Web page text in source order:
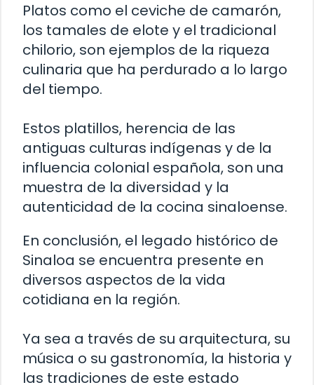
Platos como el ceviche de camarón,
los tamales de elote y el tradicional
chilorio, son ejemplos de la riqueza
culinaria que ha perdurado a lo largo
del tiempo.
Estos platillos, herencia de las
antiguas culturas indígenas y de la
influencia colonial española, son una
muestra de la diversidad y la
autenticidad de la cocina sinaloense.
En conclusión, el legado histórico de
Sinaloa se encuentra presente en
diversos aspectos de la vida
cotidiana en la región.
Ya sea a través de su arquitectura, su
música o su gastronomía, la historia y
las tradiciones de este estado